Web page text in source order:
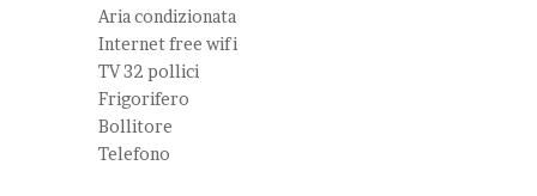
Aria condizionata
Internet free wifi
TV 32 pollici
Frigorifero
Bollitore
Telefono